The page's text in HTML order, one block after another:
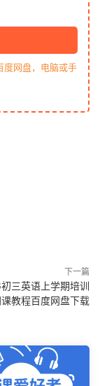
度网盘，电脑或手
下一篇
三英语上学期培训
教程百度网盘下载